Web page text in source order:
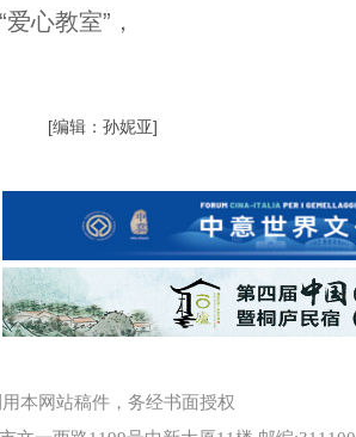
心教室”，
[编辑：孙妮亚]
本网站稿件，务经书面授权